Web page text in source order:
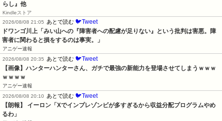
らし』他
Kindleストア
2026/08/08 21:05
あとで読む 🐦Tweet
ドワンゴ川上「みい山への『障害者への配慮が足りない』という批判は害悪。障
害者に関わると損をするのは事実。」
アニゲー速報
2026/08/08 20:35
あとで読む 🐦Tweet
【画像】ハンターハンターさん、ガチで最強の新能力を登場させてしまうｗｗｗ
ｗｗｗｗ
アニゲー速報
2026/08/08 20:10
あとで読む 🐦Tweet
【朗報】 イーロン「Xでインプレゾンビが多すぎるから収益分配プログラムやめ
るわ」